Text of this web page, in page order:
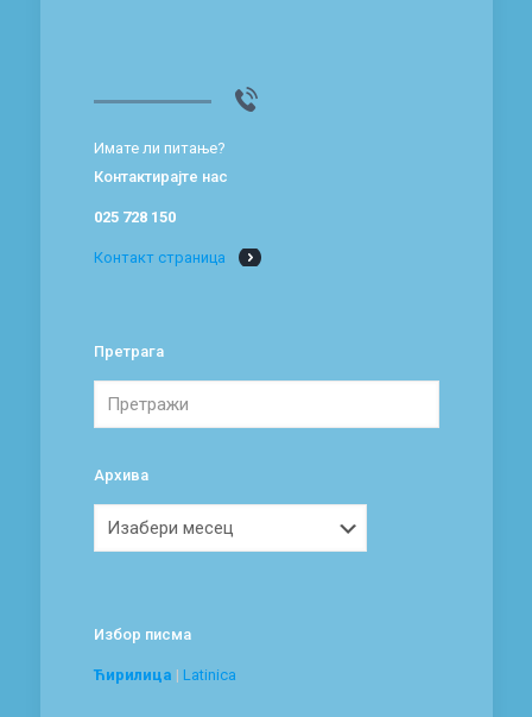
Имате ли питање?
Контактирајте нас
025 728 150
Контакт страница
Претрага
Архива
Избор писма
Ћирилица | Latinica